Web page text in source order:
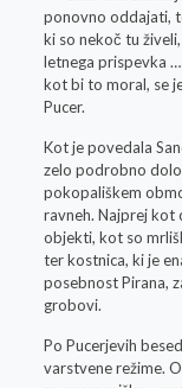
ponovno oddajati,
ki so nekoč tu
letnega prispevka
kot bi to moral, se
Pucer.
Kot je povedala
zelo podrobno
pokopališkem
ravneh. Najprej kot
objekti, kot so
ter kostnica, ki je
posebnost Pirana,
grobovi.
Po Pucerjevih
varstvene režime.